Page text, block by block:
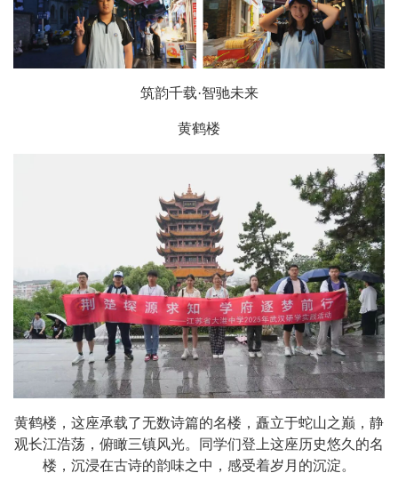
筑韵千载·智驰未来
黄鹤楼
黄鹤楼，这座承载了无数诗篇的名楼，矗立于蛇山之巅，静
观长江浩荡，俯瞰三镇风光。同学们登上这座历史悠久的名
楼，沉浸在古诗的韵味之中，感受着岁月的沉淀。